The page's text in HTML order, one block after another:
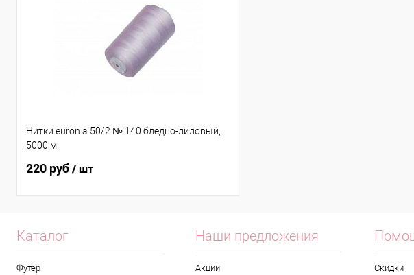
Нитки euron a 50/2 № 140 бледно-лиловый,
5000 м
220 руб/ шт
Каталог
Футер
Наши предложения
Акции Скидки